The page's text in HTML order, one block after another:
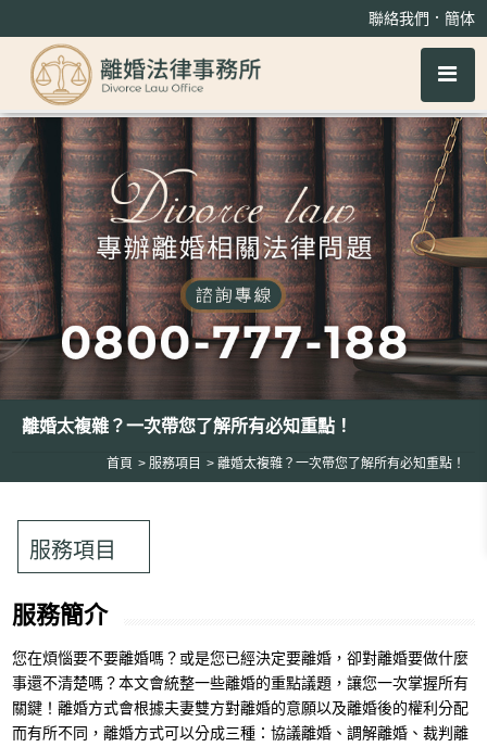
聯絡我們 ． 簡体
離婚太複雜？一次帶您了解所有必知重點！
首頁 服務項目 離婚太複雜？一次帶您了解所有必知重點！
服務項目
服務簡介
您在煩惱要不要離婚嗎？或是您已經決定要離婚，卻對離婚要做什麼
事還不清楚嗎？本文會統整一些離婚的重點議題，讓您一次掌握所有
關鍵！離婚方式會根據夫妻雙方對離婚的意願以及離婚後的權利分配
而有所不同，離婚方式可以分成三種：協議離婚、調解離婚、裁判離